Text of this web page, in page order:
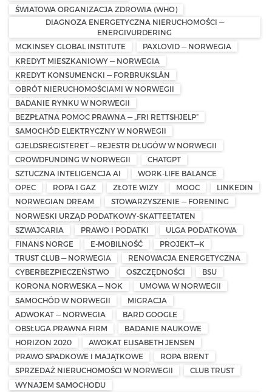
ŚWIATOWA ORGANIZACJA ZDROWIA (WHO)
DIAGNOZA ENERGETYCZNA NIERUCHOMOŚCI —
ENERGIVURDERING
MCKINSEY GLOBAL INSTITUTE
PAXLOVID — NORWEGIA
KREDYT MIESZKANIOWY — NORWEGIA
KREDYT KONSUMENCKI — FORBRUKSLÅN
OBRÓT NIERUCHOMOŚCIAMI W NORWEGII
BADANIE RYNKU W NORWEGII
BEZPŁATNA POMOC PRAWNA — „FRI RETTSHJELP”
SAMOCHÓD ELEKTRYCZNY W NORWEGII
GJELDSREGISTERET — REJESTR DŁUGÓW W NORWEGII
CROWDFUNDING W NORWEGII
CHATGPT
SZTUCZNA INTELIGENCJA AI
WORK-LIFE BALANCE
OPEC
ROPA I GAZ ZŁOTE WIZY MOOC
LINKEDIN
NORWEGIAN DREAM
STOWARZYSZENIE — FORENING
NORWESKI URZĄD PODATKOWY-SKATTEETATEN
SZWAJCARIA
PRAWO I PODATKI
ULGA PODATKOWA
FINANS NORGE
E-MOBILNOŚĆ
PROJEKT—K
TRUST CLUB — NORWEGIA
RENOWACJA ENERGETYCZNA
CYBERBEZPIECZEŃSTWO
OSZCZĘDNOŚCI
BSU
KORONA NORWESKA — NOK
UMOWA W NORWEGII
SAMOCHÓD W NORWEGII
MIGRACJA
ADWOKAT — NORWEGIA
BARD GOOGLE
OBSŁUGA PRAWNA FIRM
BADANIE NAUKOWE
HORIZON 2020
AWOKAT ELISABETH JENSEN
PRAWO SPADKOWE I MAJĄTKOWE
ROPA BRENT
SPRZEDAŻ NIERUCHOMOŚCI W NORWEGII
CLUB TRUST
WYNAJEM SAMOCHODU